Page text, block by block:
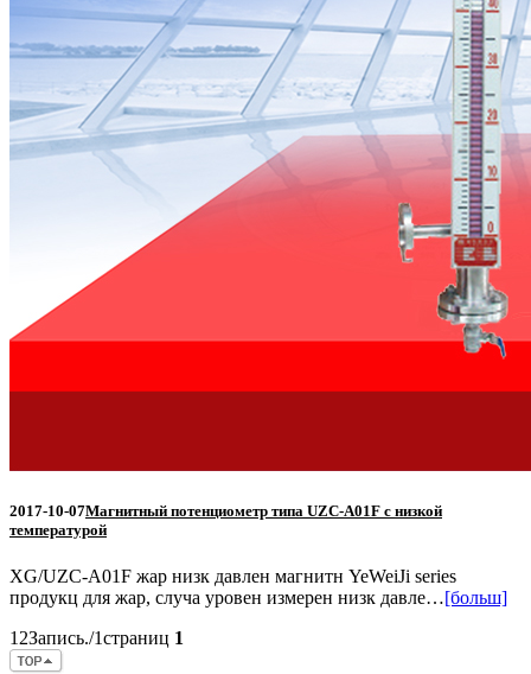
2017-10-07Магнитный потенциометр типа UZC-A01F с низкой
температурой
XG/UZC-A01F жар низк давлен магнитн YeWeiJi series
продукц для жар, случа уровен измерен низк давле…[больш]
12Запись./1страниц 1